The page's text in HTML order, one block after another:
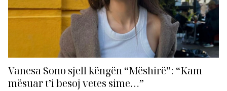
Vanesa Sono sjell këngën “Mëshirë”: “Kam
mësuar t’i besoj vetes sime…”